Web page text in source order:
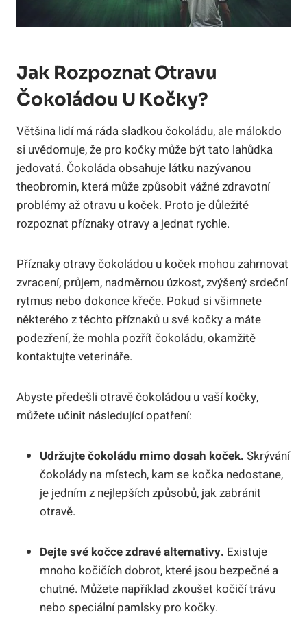
Jak Rozpoznat Otravu
Čokoládou U Kočky?
Většina lidí má ráda sladkou čokoládu, ale málokdo
si uvědomuje, že pro kočky může být tato lahůdka
jedovatá. Čokoláda obsahuje látku nazývanou
theobromin, která může způsobit vážné zdravotní
problémy až otravu u koček. Proto je důležité
rozpoznat příznaky otravy a jednat rychle.
Příznaky otravy čokoládou u koček mohou zahrnovat
zvracení, průjem, nadměrnou úzkost, zvýšený srdeční
rytmus nebo dokonce křeče. Pokud si všimnete
některého z těchto příznaků u své kočky a máte
podezření, že mohla pozřít čokoládu, okamžitě
kontaktujte veterináře.
Abyste předešli otravě čokoládou u vaší kočky,
můžete učinit následující opatření:
Udržujte čokoládu mimo dosah koček. Skrývání
čokolády na místech, kam se kočka nedostane,
je jedním z nejlepších způsobů, jak zabránit
otravě.
Dejte své kočce zdravé alternativy. Existuje
mnoho kočičích dobrot, které jsou bezpečné a
chutné. Můžete například zkoušet kočičí trávu
nebo speciální pamlsky pro kočky.